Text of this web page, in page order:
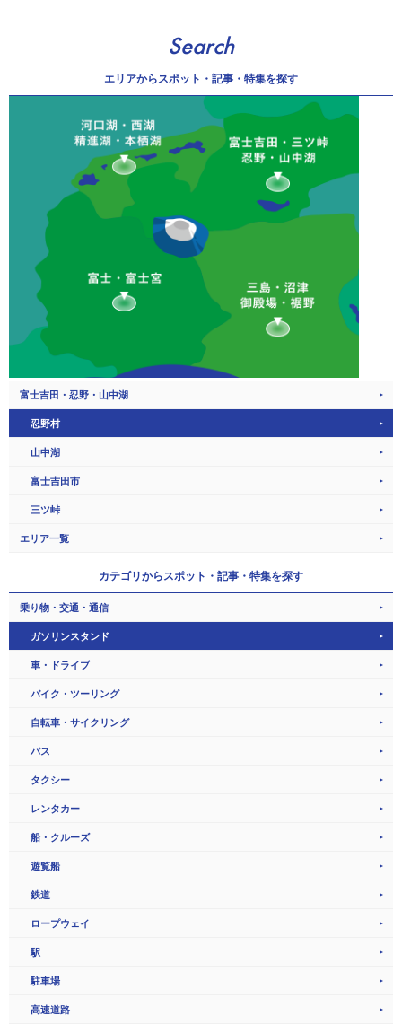
Search
エリアからスポット・記事・特集を探す
富士吉田・忍野・山中湖
忍野村
山中湖
富士吉田市
三ツ峠
エリア一覧
カテゴリからスポット・記事・特集を探す
乗り物・交通・通信
ガソリンスタンド
車・ドライブ
バイク・ツーリング
自転車・サイクリング
バス
タクシー
レンタカー
船・クルーズ
遊覧船
鉄道
ロープウェイ
駅
駐車場
高速道路